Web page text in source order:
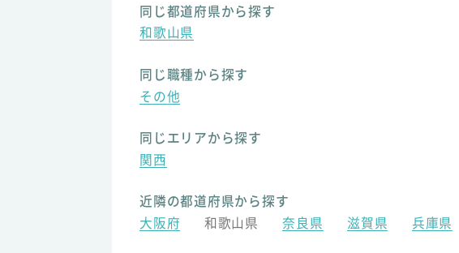
同じ都道府県から探す
和歌山県
同じ職種から探す
その他
同じエリアから探す
関西
近隣の都道府県から探す
大阪府
和歌山県 奈良県 滋賀県 兵庫県